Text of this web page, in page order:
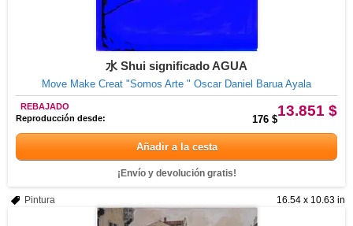
水 Shui significado AGUA
Move Make Creat "Somos Arte " Oscar Daniel Barua Ayala
13.851 $
REBAJADO
Reproducción desde:
176 $
Añadir a la cesta
¡Envío y devolución gratis!
16.54 x 10.63 in
Pintura